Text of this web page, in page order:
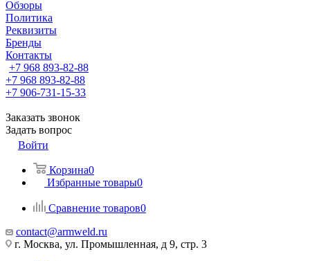
Обзоры
Политика
Реквизиты
Бренды
Контакты
+7 968 893-82-88
+7 968 893-82-88
+7 906-731-15-33
Заказать звонок
Задать вопрос
Войти
Корзина0
Избранные товары0
Сравнение товаров0
contact@armweld.ru
г. Москва, ул. Промышленная, д 9, стр. 3